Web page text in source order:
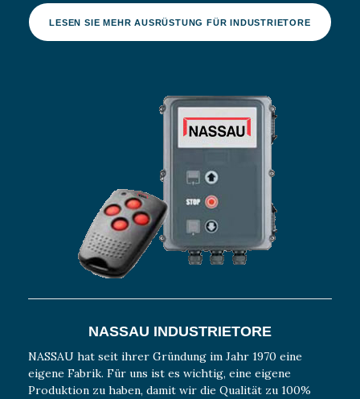
LESEN SIE MEHR AUSRÜSTUNG FÜR INDUSTRIETORE
NASSAU INDUSTRIETORE
NASSAU hat seit ihrer Gründung im Jahr 1970 eine
eigene Fabrik. Für uns ist es wichtig, eine eigene
Produktion zu haben, damit wir die Qualität zu 100%